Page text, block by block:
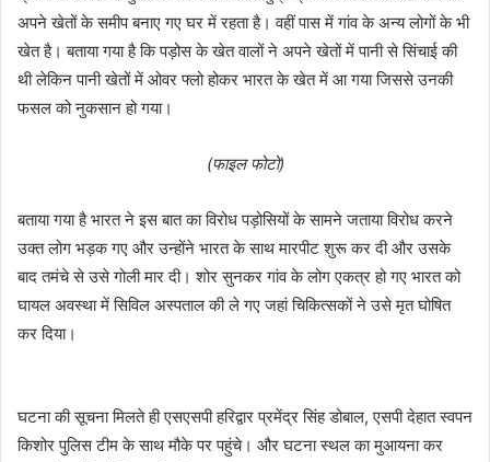
अपने खेतों के समीप बनाए गए घर में रहता है। वहीं पास में गांव के अन्य लोगों के भी
खेत है। बताया गया है कि पड़ोस के खेत वालों ने अपने खेतों में पानी से सिंचाई की
थी लेकिन पानी खेतों में ओवर फ्लो होकर भारत के खेत में आ गया जिससे उनकी
फसल को नुकसान हो गया।
(फाइल फोटो)
बताया गया है भारत ने इस बात का विरोध पड़ोसियों के सामने जताया विरोध करने
उक्त लोग भड़क गए और उन्होंने भारत के साथ मारपीट शुरू कर दी और उसके
बाद तमंचे से उसे गोली मार दी। शोर सुनकर गांव के लोग एकत्र हो गए भारत को
घायल अवस्था में सिविल अस्पताल की ले गए जहां चिकित्सकों ने उसे मृत घोषित
कर दिया।
घटना की सूचना मिलते ही एसएसपी हरिद्वार प्रमेंद्र सिंह डोबाल, एसपी देहात स्वपन
किशोर पुलिस टीम के साथ मौके पर पहुंचे। और घटना स्थल का मुआयना कर